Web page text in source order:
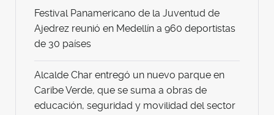
Festival Panamericano de la Juventud de
Ajedrez reunió en Medellín a 960 deportistas
de 30 países
Alcalde Char entregó un nuevo parque en
Caribe Verde, que se suma a obras de
educación, seguridad y movilidad del sector